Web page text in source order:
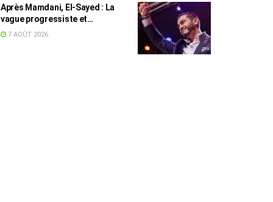
Après Mamdani, El-Sayed : La
vague progressiste et
musulmane résiste à l’argent de
7 AOÛT 2026